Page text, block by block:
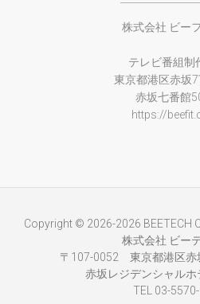
株式会社 ビー
テレビ番組制
東京都港区赤坂7
赤坂七番館
https://
Copyright © 2026-2026 BEETECH
株式会社 ビー
〒107-0052 東京都港区
赤坂レジデンシャル
TEL 03-